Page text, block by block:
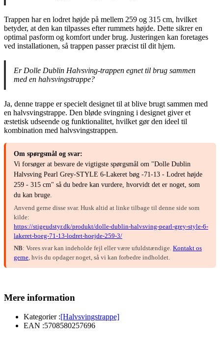
Trappen har en lodret højde på mellem 259 og 315 cm, hvilket
betyder, at den kan tilpasses efter rummets højde. Dette sikrer en
optimal pasform og komfort under brug. Justeringen kan foretages
ved installationen, så trappen passer præcist til dit hjem.
Er Dolle Dublin Halvsving-trappen egnet til brug sammen
med en halvsvingstrappe?
Ja, denne trappe er specielt designet til at blive brugt sammen med
en halvsvingstrappe. Den bløde svingning i designet giver et
æstetisk udseende og funktionalitet, hvilket gør den ideel til
kombination med halvsvingstrappen.
Om spørgsmål og svar:
Vi forsøger at besvare de vigtigste spørgsmål om "Dolle Dublin
Halvsving Pearl Grey-STYLE 6-Lakeret bøg -71-13 - Lodret højde
259 - 315 cm" så du bedre kan vurdere, hvorvidt det er noget, som
du kan bruge.
Anvend gerne disse svar. Husk altid at linke tilbage til denne side som
kilde:
https://stigeudstyr.dk/produkt/dolle-dublin-halvsving-pearl-grey-style-6-
lakeret-boeg-71-13-lodret-hoejde-259-3/
NB: Vores svar kan indeholde fejl eller være ufuldstændige. Kontakt os
gerne, hvis du opdager noget, så vi kan forbedre indholdet.
Mere information
Kategorier :[Halvsvingstrappe]
EAN :5708580257696